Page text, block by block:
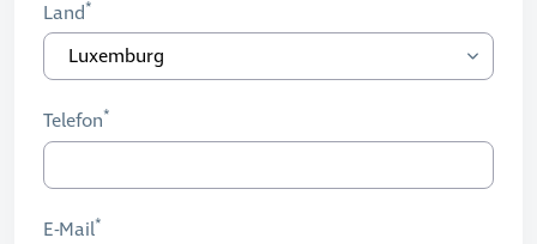
Land
Telefon
E-Mail